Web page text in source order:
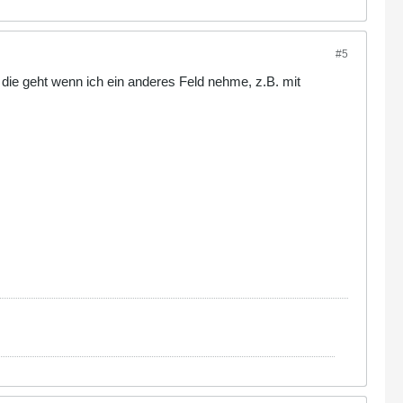
#5
geht wenn ich ein anderes Feld nehme, z.B. mit